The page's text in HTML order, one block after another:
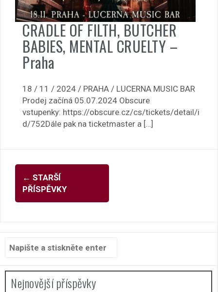
CRADLE OF FILTH, BUTCHER
BABIES, MENTAL CRUELTY –
Praha
18 / 11 / 2024 / PRAHA / LUCERNA MUSIC BAR
Prodej začíná 05.07.2024 Obscure
vstupenky: https://obscure.cz/cs/tickets/detail/i
d/752Dále pak na ticketmaster a […]
Navigace
pro
příspěvky
← STARŠÍ
PŘÍSPĚVKY
Hledat:
Nejnovější příspěvky